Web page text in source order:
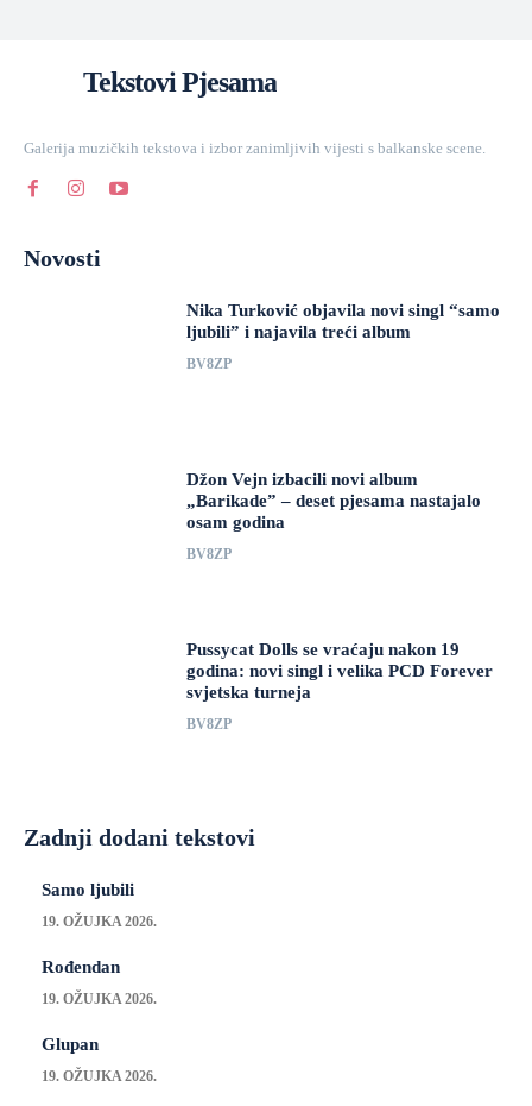
Tekstovi Pjesama
Galerija muzičkih tekstova i izbor zanimljivih vijesti s balkanske scene.
Novosti
Nika Turković objavila novi singl “samo
ljubili” i najavila treći album
BV8ZP
Džon Vejn izbacili novi album
„Barikade” – deset pjesama nastajalo
osam godina
BV8ZP
Pussycat Dolls se vraćaju nakon 19
godina: novi singl i velika PCD Forever
svjetska turneja
BV8ZP
Zadnji dodani tekstovi
Samo ljubili
19. OŽUJKA 2026.
Rođendan
19. OŽUJKA 2026.
Glupan
19. OŽUJKA 2026.